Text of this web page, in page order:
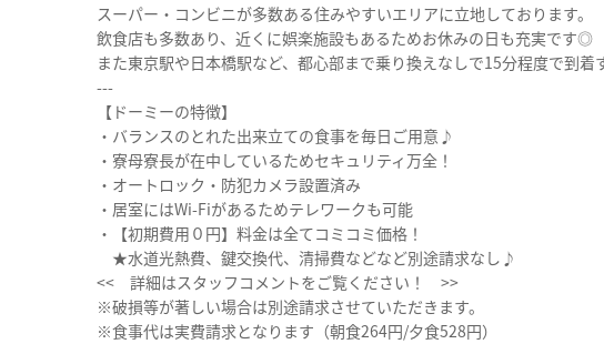
スーパー・コンビニが多数ある住みやすいエリアに立地しております。
飲食店も多数あり、近くに娯楽施設もあるためお休みの日も充実です◎
また東京駅や日本橋駅など、都心部まで乗り換えなしで15分程度で到
---
【ドーミーの特徴】
・バランスのとれた出来立ての食事を毎日ご用意♪
・寮母寮長が在中しているためセキュリティ万全！
・オートロック・防犯カメラ設置済み
・居室にはWi-Fiがあるためテレワークも可能
・【初期費用０円】料金は全てコミコミ価格！
★水道光熱費、鍵交換代、清掃費などなど別途請求なし♪
<< 詳細はスタッフコメントをご覧ください！ >>
※破損等が著しい場合は別途請求させていただきます。
※食事代は実費請求となります（朝食264円/夕食528円）